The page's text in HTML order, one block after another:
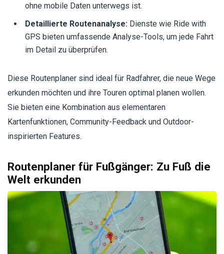
ohne mobile Daten unterwegs ist.
Detaillierte Routenanalyse: Dienste wie Ride with
GPS bieten umfassende Analyse-Tools, um jede Fahrt
im Detail zu überprüfen.
Diese Routenplaner sind ideal für Radfahrer, die neue Wege
erkunden möchten und ihre Touren optimal planen wollen.
Sie bieten eine Kombination aus elementaren
Kartenfunktionen, Community-Feedback und Outdoor-
inspirierten Features.
Routenplaner für Fußgänger: Zu Fuß die
Welt erkunden